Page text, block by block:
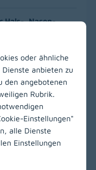
Hals-, Nasen-
oder ähnliche
anbieten zu
den angebotenen
Rubrik.
Einstellungen"
alle Dienste
Einstellungen